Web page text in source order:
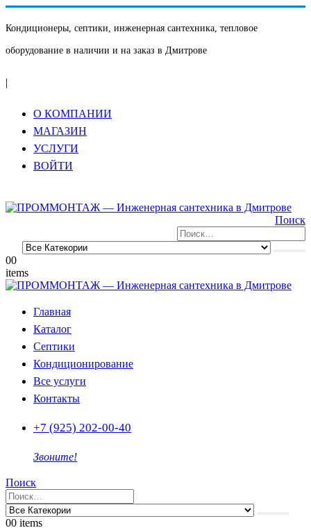
Кондиционеры, септики, инженерная сантехника, тепловое
оборудование в наличии и на заказ в Дмитрове
|
О КОМПАНИИ
МАГАЗИН
УСЛУГИ
ВОЙТИ
Поиск
00
items
Главная
Каталог
Септики
Кондиционирование
Все услуги
Контакты
+7 (925) 202-00-40
Звоните!
Поиск
00 items